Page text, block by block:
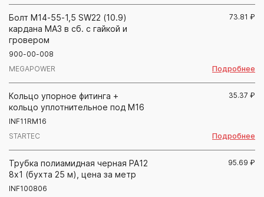
Болт М14-55-1,5 SW22 (10.9)
кардана МАЗ в сб. с гайкой и
гровером
900-00-008
MEGAPOWER
73.81 ₽
Подробнее
Кольцо упорное фитинга +
кольцо уплотнительное под М16
INF11RM16
STARTEC
35.37 ₽
Подробнее
Трубка полиамидная черная PA12
8х1 (бухта 25 м), цена за метр
INF100806
95.69 ₽